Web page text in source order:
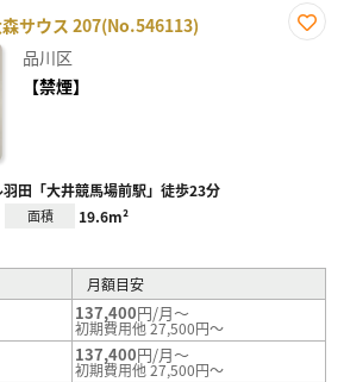
サウス 207(No.546113)
品川区
【禁煙】
田「大井競馬場前駅」徒歩23分
面積 19.6m²
月額目安
137,400円/月～
初期費用他 27,500円～
137,400円/月～
初期費用他 27,500円～